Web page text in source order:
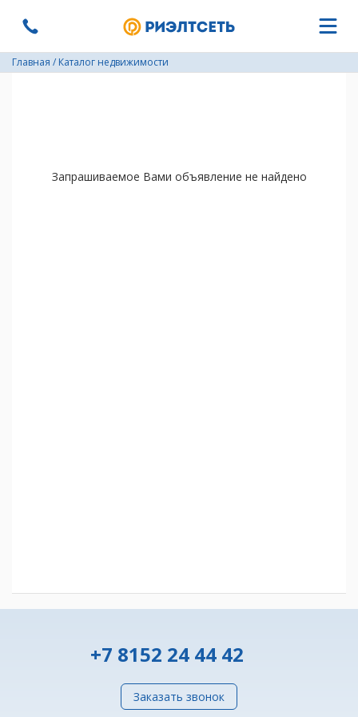
Главная / Каталог недвижимости
Запрашиваемое Вами объявление не найдено
+7 8152 24 44 42
Заказать звонок